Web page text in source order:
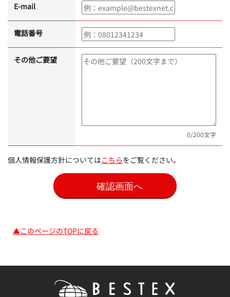
E-mail
電話番号
その他ご要望
0/200文字
個人情報保護方針についてはこちらをご覧ください。
▲このページのTOPに戻る